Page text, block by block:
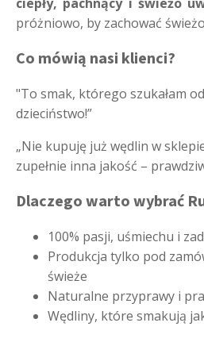
próżniowo, by zachować
Co mówią nasi klienci?
"To smak, którego szukałam
dzieciństwo!”
„Nie kupuję już wędlin w
zupełnie inna jakość –
Dlaczego warto wybrać
100% pasji, uśmiechu i
Produkcja tylko pod
świeże
Naturalne przyprawy i
Wędliny, które smakują